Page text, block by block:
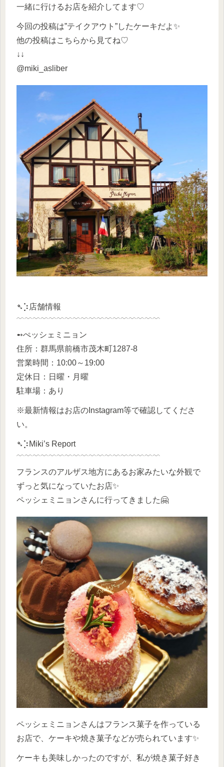
一緒に行けるお店を紹介してます♡
今回の投稿は”テイクアウト”したケーキだよ✨
他の投稿はこちらから見てね♡
↓↓
@miki_asliber
➴⡱店舗情報
﹋﹋﹋﹋﹋﹋﹋﹋﹋﹋﹋﹋﹋﹋﹋﹋﹋﹋
➻ぺッシェミニョン
住所：群馬県前橋市茂木町1287-8
営業時間：10:00～19:00
定休日：日曜・月曜
駐車場：あり
※最新情報はお店のInstagram等で確認してくださ
い。
➴⡱Miki’s Report
﹋﹋﹋﹋﹋﹋﹋﹋﹋﹋﹋﹋﹋﹋﹋﹋﹋﹋
フランスのアルザス地方にあるお家みたいな外観で
ずっと気になっていたお店✨
ペッシェミニョンさんに行ってきました🤗
ペッシェミニョンさんはフランス菓子を作っている
お店で、ケーキや焼き菓子などが売られています✨
ケーキも美味しかったのですが、私が焼き菓子好き